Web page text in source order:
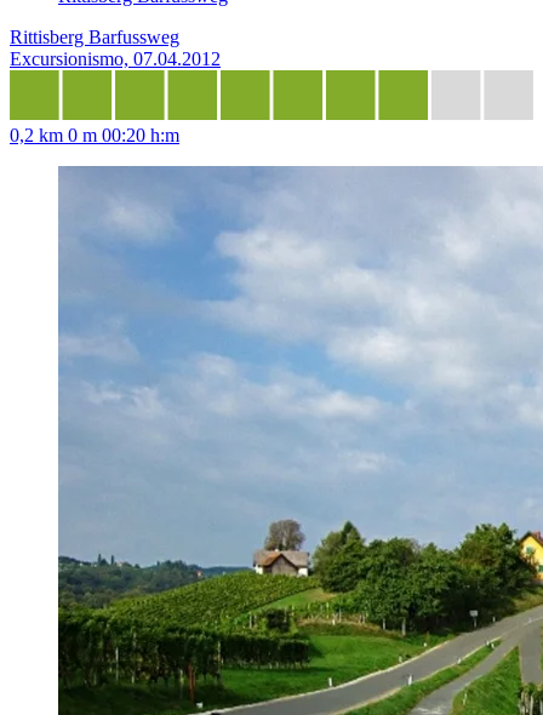
Rittisberg Barfussweg
Excursionismo, 07.04.2012
0,2 km 0 m 00:20 h:m